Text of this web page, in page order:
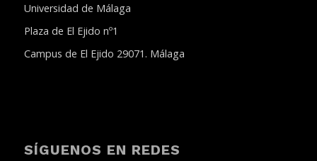
Universidad de Málaga
Plaza de El Ejido nº1
Campus de El Ejido 29071. Málaga
SÍGUENOS EN REDES